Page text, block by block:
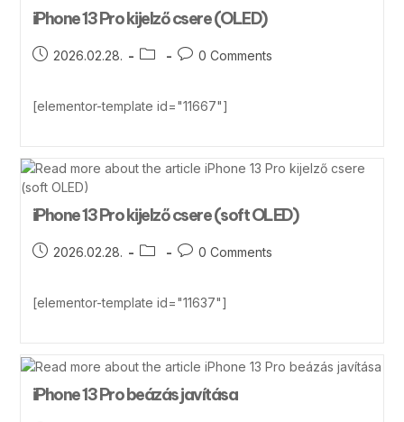
iPhone 13 Pro kijelző csere (OLED)
2026.02.28. 0 Comments
[elementor-template id="11667"]
iPhone 13 Pro kijelző csere (soft OLED)
2026.02.28. 0 Comments
[elementor-template id="11637"]
iPhone 13 Pro beázás javítása